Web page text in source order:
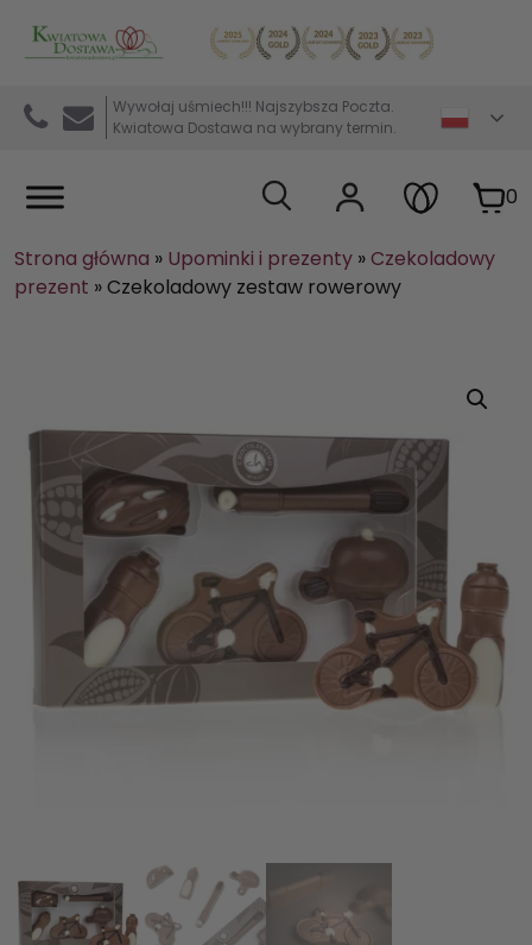
Kwiaciarnia internetowa Kwiatowa Dostawa
Wywołaj uśmiech!!! Najszybsza Poczta.
Kwiatowa Dostawa na wybrany termin.
0
Strona główna » Upominki i prezenty »Czekoladowy
prezent »Czekoladowy zestaw rowerowy